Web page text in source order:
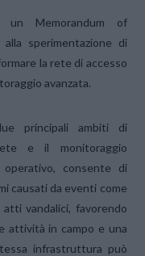
un Memorandum of
sperimentazione di
la rete di accesso
avanzata.
principali ambiti di
e il monitoraggio
operativo, consente di
causati da eventi come
vandalici, favorendo
attività in campo e una
infrastruttura può